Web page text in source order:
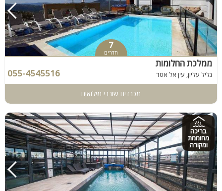
7
חדרים
ממלכת החלומות
גליל עליון, עין אל אסד 055-4545516
מכבדים שוברי מילואים
בריכה
מחוממת
ומקורה